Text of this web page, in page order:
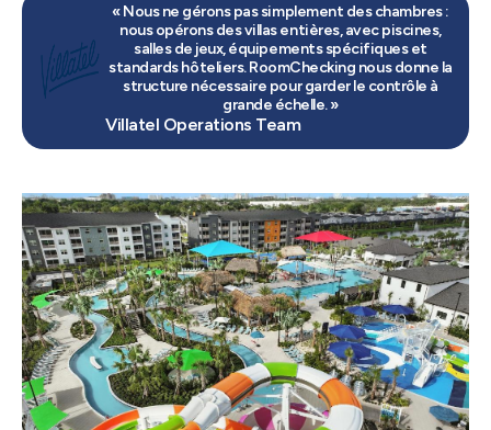
« Nous ne gérons pas simplement des chambres :
nous opérons des villas entières, avec piscines,
salles de jeux, équipements spécifiques et
standards hôteliers. RoomChecking nous donne la
structure nécessaire pour garder le contrôle à
grande échelle. »
Villatel Operations Team